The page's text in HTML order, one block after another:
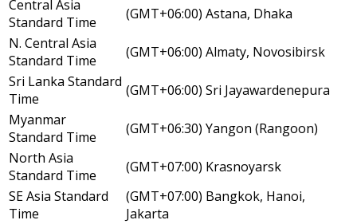
Central Asia
Standard Time
(GMT+06:00) Astana, Dhaka
N. Central Asia
Standard Time
(GMT+06:00) Almaty, Novosibirsk
Sri Lanka Standard
Time
(GMT+06:00) Sri Jayawardenepura
Myanmar
Standard Time
(GMT+06:30) Yangon (Rangoon)
North Asia
Standard Time
(GMT+07:00) Krasnoyarsk
SE Asia Standard
Time
(GMT+07:00) Bangkok, Hanoi,
Jakarta